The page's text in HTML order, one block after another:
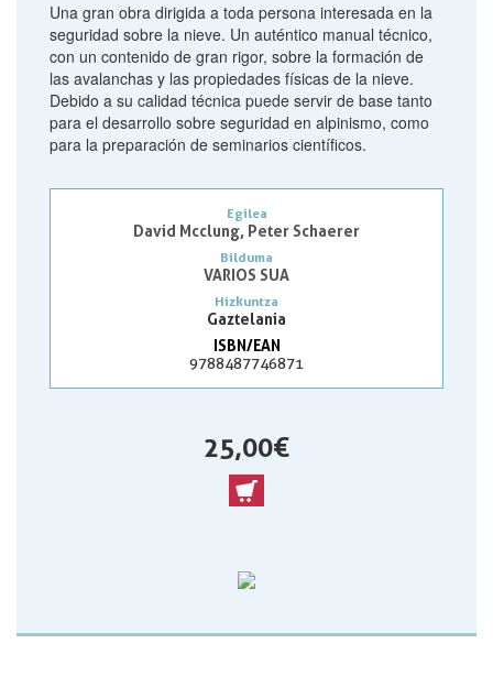
Una gran obra dirigida a toda persona interesada en la
seguridad sobre la nieve. Un auténtico manual técnico,
con un contenido de gran rigor, sobre la formación de
las avalanchas y las propiedades físicas de la nieve.
Debido a su calidad técnica puede servir de base tanto
para el desarrollo sobre seguridad en alpinismo, como
para la preparación de seminarios científicos.
Egilea
David Mcclung, Peter Schaerer
Bilduma
VARIOS SUA
Hizkuntza
Gaztelania
ISBN/EAN
9788487746871
25,00 €